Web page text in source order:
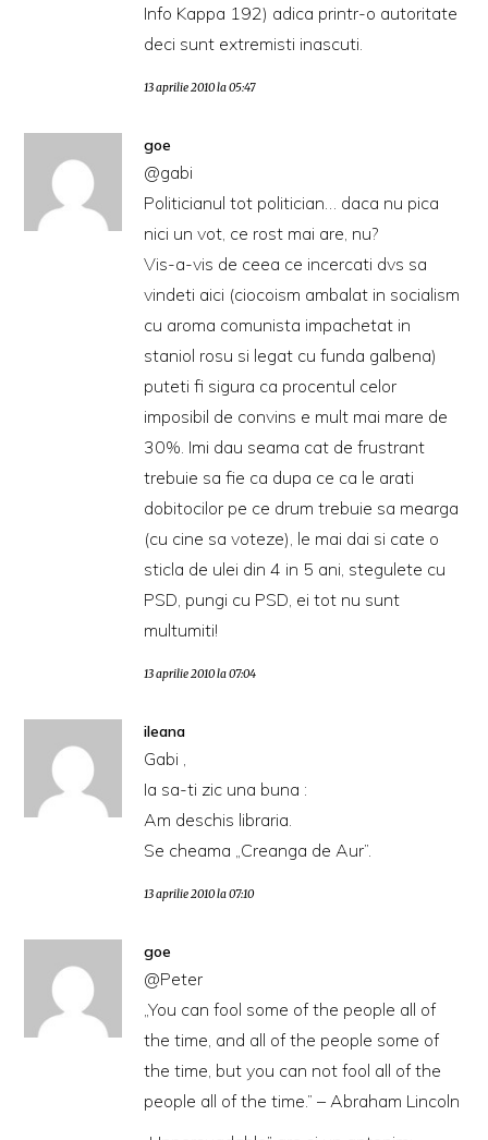
Info Kappa 192) adica printr-o autoritate
deci sunt extremisti inascuti.
13 aprilie 2010 la 05:47
goe
@gabi
Politicianul tot politician… daca nu pica
nici un vot, ce rost mai are, nu?
Vis-a-vis de ceea ce incercati dvs sa
vindeti aici (ciocoism ambalat in socialism
cu aroma comunista impachetat in
staniol rosu si legat cu funda galbena)
puteti fi sigura ca procentul celor
imposibil de convins e mult mai mare de
30%. Imi dau seama cat de frustrant
trebuie sa fie ca dupa ce ca le arati
dobitocilor pe ce drum trebuie sa mearga
(cu cine sa voteze), le mai dai si cate o
sticla de ulei din 4 in 5 ani, stegulete cu
PSD, pungi cu PSD, ei tot nu sunt
multumiti!
13 aprilie 2010 la 07:04
ileana
Gabi ,
Ia sa-ti zic una buna :
Am deschis libraria.
Se cheama „Creanga de Aur”.
13 aprilie 2010 la 07:10
goe
@Peter
„You can fool some of the people all of
the time, and all of the people some of
the time, but you can not fool all of the
people all of the time.” – Abraham Lincoln